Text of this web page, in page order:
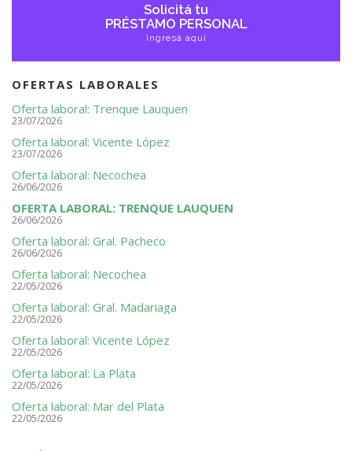
Solicitá tu
PRÉSTAMO PERSONAL
Ingresá aquí
OFERTAS LABORALES
Oferta laboral: Trenque Lauquen
23/07/2026
Oferta laboral: Vicente López
23/07/2026
Oferta laboral: Necochea
26/06/2026
OFERTA LABORAL: TRENQUE LAUQUEN
26/06/2026
Oferta laboral: Gral. Pacheco
26/06/2026
Oferta laboral: Necochea
22/05/2026
Oferta laboral: Gral. Madariaga
22/05/2026
Oferta laboral: Vicente López
22/05/2026
Oferta laboral: La Plata
22/05/2026
Oferta laboral: Mar del Plata
22/05/2026